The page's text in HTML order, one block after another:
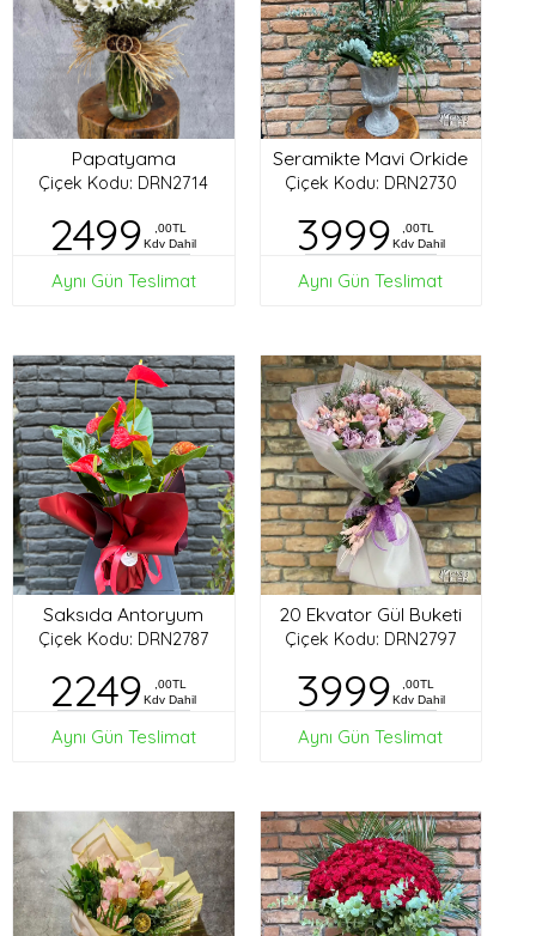
Papatyama
Çiçek Kodu: DRN2714
2499
,00TL
Kdv Dahil
Aynı Gün Teslimat
Seramikte Mavi Orkide
Çiçek Kodu: DRN2730
3999
,00TL
Kdv Dahil
Aynı Gün Teslimat
Saksıda Antoryum
Çiçek Kodu: DRN2787
2249
,00TL
Kdv Dahil
Aynı Gün Teslimat
20 Ekvator Gül Buketi
Çiçek Kodu: DRN2797
3999
,00TL
Kdv Dahil
Aynı Gün Teslimat